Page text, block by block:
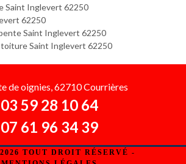
Saint Inglevert 62250
62250
Saint Inglevert 62250
Saint Inglevert 62250
de oignies, 62710 Courrières
03 59 28 10 64
07 61 96 34 39
TOUT DROIT RÉSERVÉ -